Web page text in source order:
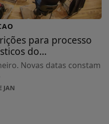
para processo
do...
Novas datas constam
JAN